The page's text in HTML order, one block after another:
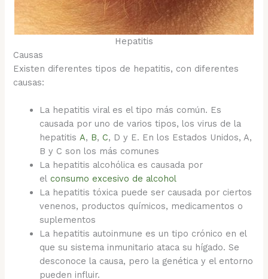
Hepatitis
Causas
Existen diferentes tipos de hepatitis, con diferentes
causas:
La hepatitis viral es el tipo más común. Es
causada por uno de varios tipos, los virus de la
hepatitisA, B,C, D y E. En los Estados Unidos, A,
B y C son los más comunes
La hepatitis alcohólica es causada por
elconsumo excesivo de alcohol
La hepatitis tóxica puede ser causada por ciertos
venenos, productos químicos, medicamentos o
suplementos
La hepatitis autoinmune es un tipo crónico en el
que su sistema inmunitario ataca su hígado. Se
desconoce la causa, pero la genética y el entorno
pueden influir.